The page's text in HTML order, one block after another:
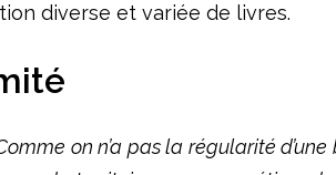
diverse et variée de livres.
on n’a pas la régularité